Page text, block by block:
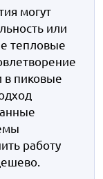
могут
или
тепловые
в пиковые
работу